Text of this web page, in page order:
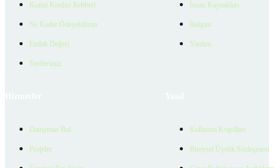
Konut Kredisi Rehberi
Ne Kadar Ödeyebilirim
Emlak Değeri
Verilerimiz
İnsan Kaynakları
İletişim
Yardım
Danışman Bul
Projeler
Kullanım Koşulları
Bireysel Üyelik Sözleşmesi